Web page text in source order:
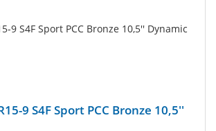
9 S4F Sport PCC Bronze 10,5''